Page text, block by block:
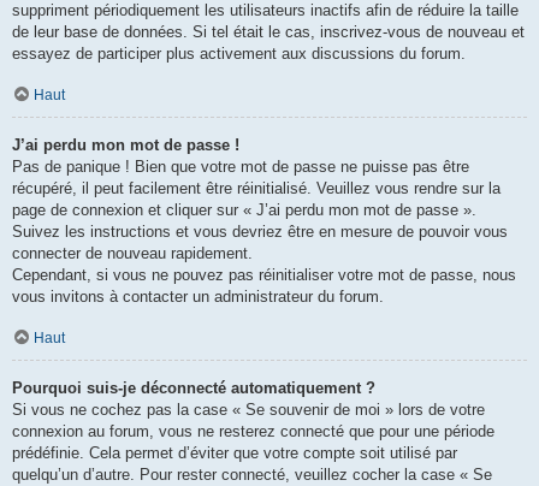
suppriment périodiquement les utilisateurs inactifs afin de réduire la taille
de leur base de données. Si tel était le cas, inscrivez-vous de nouveau et
essayez de participer plus activement aux discussions du forum.
Haut
J’ai perdu mon mot de passe !
Pas de panique ! Bien que votre mot de passe ne puisse pas être
récupéré, il peut facilement être réinitialisé. Veuillez vous rendre sur la
page de connexion et cliquer sur « J’ai perdu mon mot de passe ».
Suivez les instructions et vous devriez être en mesure de pouvoir vous
connecter de nouveau rapidement.
Cependant, si vous ne pouvez pas réinitialiser votre mot de passe, nous
vous invitons à contacter un administrateur du forum.
Haut
Pourquoi suis-je déconnecté automatiquement ?
Si vous ne cochez pas la case « Se souvenir de moi » lors de votre
connexion au forum, vous ne resterez connecté que pour une période
prédéfinie. Cela permet d’éviter que votre compte soit utilisé par
quelqu’un d’autre. Pour rester connecté, veuillez cocher la case « Se